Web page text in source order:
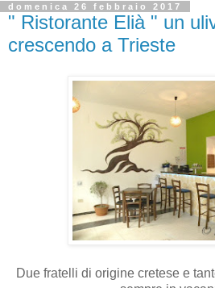
domenica 26 febbraio 2017
" Ristorante Elià " un
crescendo a Trieste
Due fratelli di origine cretese e